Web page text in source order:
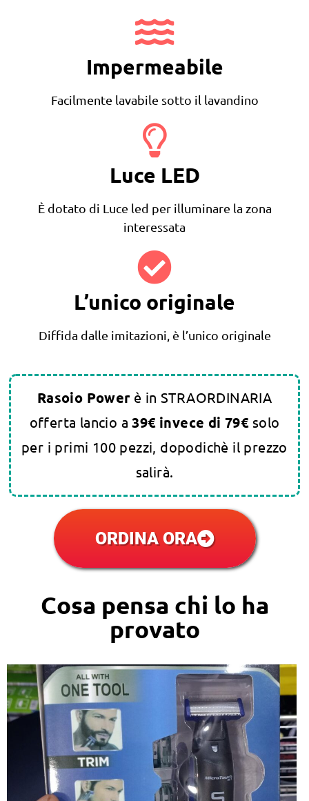
Impermeabile
Facilmente lavabile sotto il lavandino
Luce LED
È dotato di Luce led per illuminare la zona
interessata
L’unico originale
Diffida dalle imitazioni, è l’unico originale
Rasoio Powerè in STRAORDINARIA
offerta lancio a39€ invece di 79€ solo
per i primi 100 pezzi, dopodichè il prezzo
salirà.
ORDINA ORA
Cosa pensa chi lo ha
provato